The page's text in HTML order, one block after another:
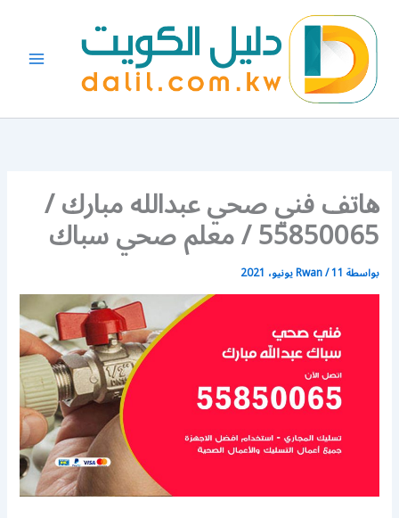
المحتوى
هاتف فني صحي عبدالله مبارك /
55850065 / معلم صحي سباك
بواسطة Rwan/11 يونيو، 2021